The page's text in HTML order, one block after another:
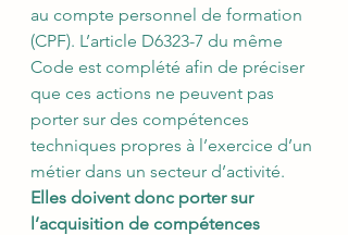
au compte personnel de formation
(CPF). L’article D6323-7 du même
Code est complété afin de préciser
que ces actions ne peuvent pas
porter sur des compétences
techniques propres à l’exercice d’un
métier dans un secteur d’activité.
Elles doivent donc porter sur
l’acquisition de compétences